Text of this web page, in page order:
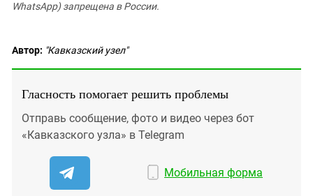
WhatsApp) запрещена в России.
Автор: "Кавказский узел"
Гласность помогает решить проблемы
Отправь сообщение, фото и видео через бот
«Кавказского узла» в Telegram
Мобильная форма